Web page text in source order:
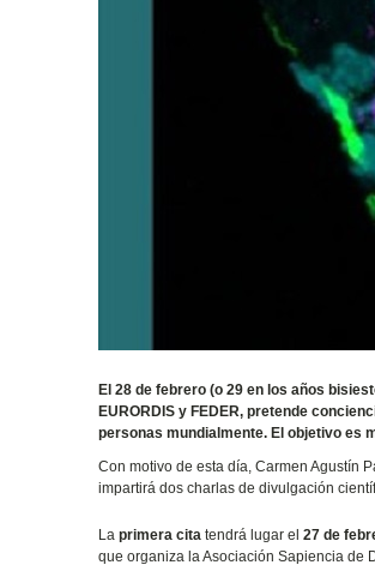
El 28 de febrero (o 29 en los años
EURORDIS y FEDER, pretende
personas mundialmente. El objetivo es
Con motivo de esta día, Carmen Agustín
impartirá dos charlas de divulgación
Laprimera cita tendrá lugar el 27 de
que organiza la Asociación Sapiencia de